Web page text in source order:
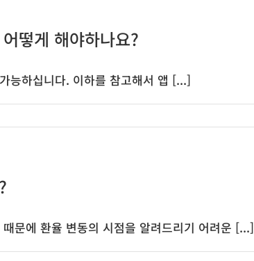
떻게 해야하나요?
능하십니다. 이하를 참고해서 앱 [...]
문에 환율 변동의 시점을 알려드리기 어려운 [...]